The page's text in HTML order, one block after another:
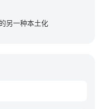
另一种本土化